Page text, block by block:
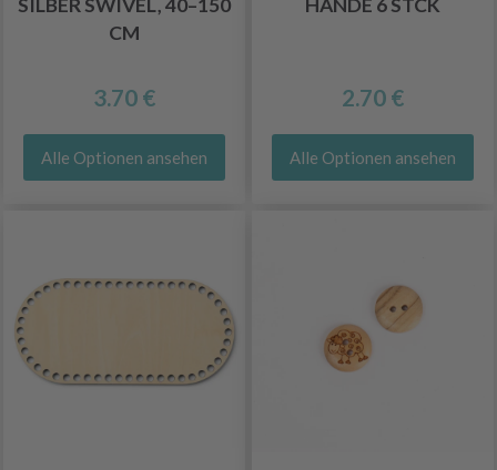
SILBER SWIVEL, 40–150
CM
3.70 €
Alle Optionen ansehen
HÄNDE 6 STCK
2.70 €
Alle Optionen ansehen